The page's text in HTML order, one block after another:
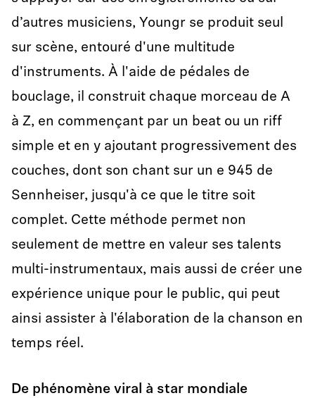
d’autres musiciens, Youngr se produit seul
sur scène, entouré d'une multitude
d'instruments. À l'aide de pédales de
bouclage, il construit chaque morceau de A
à Z, en commençant par un beat ou un riff
simple et en y ajoutant progressivement des
couches, dont son chant sur un e 945 de
Sennheiser, jusqu'à ce que le titre soit
complet. Cette méthode permet non
seulement de mettre en valeur ses talents
multi-instrumentaux, mais aussi de créer une
expérience unique pour le public, qui peut
ainsi assister à l'élaboration de la chanson en
temps réel.
De phénomène viral à star mondiale